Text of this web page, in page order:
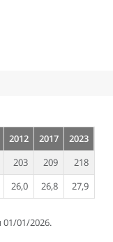
2012 2017
2023
203 209
218
26,0 26,8
27,9
01/2026.